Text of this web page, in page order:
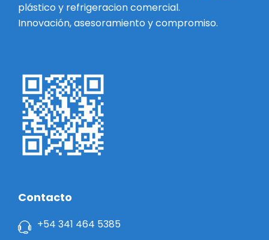
plástico y refrigeracion comercial.
Innovación, asesoramiento y compromiso.
Contacto
+54 341 464 5385